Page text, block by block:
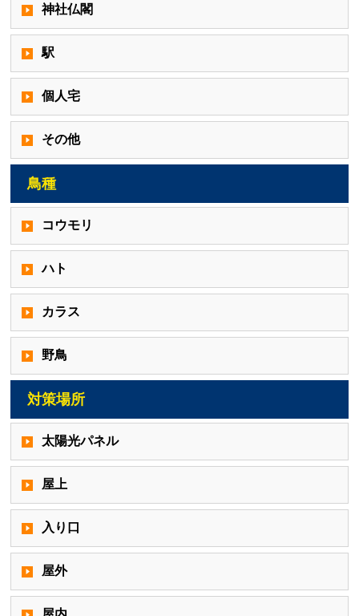
神社仏閣
駅
個人宅
その他
鳥種
コウモリ
ハト
カラス
野鳥
対策場所
太陽光パネル
屋上
入り口
屋外